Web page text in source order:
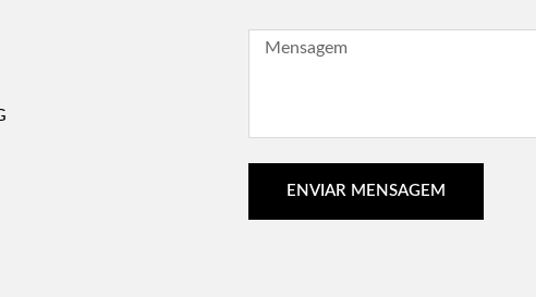
ENVIAR MENSAGEM